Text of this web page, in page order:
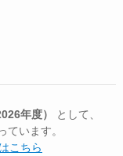
年度）
として、
ています。
こちら